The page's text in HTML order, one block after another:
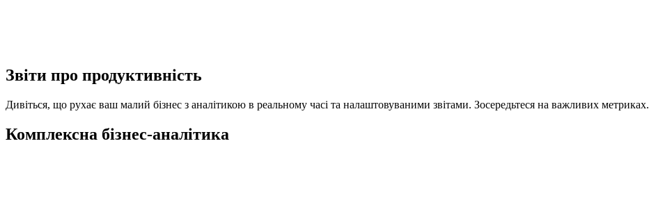
Звіти про продуктивність
Дивіться, що рухає ваш малий бізнес з аналітикою в реальному часі та налаштовуваними звітами. Зосередьтеся на важливих метриках.
Комплексна бізнес-аналітика